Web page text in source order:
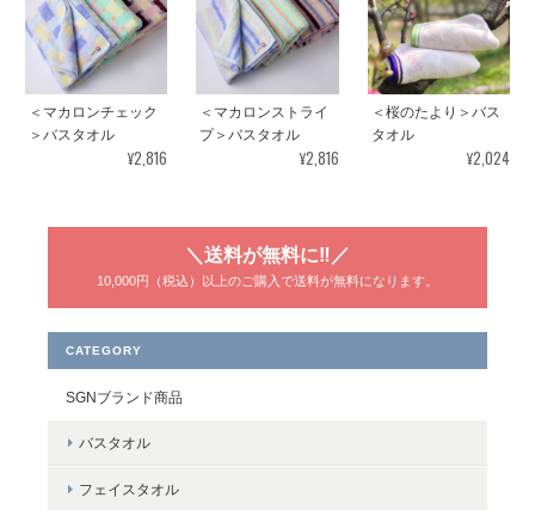
＜ハッピーフレブル＞フェイスタオル
ベージュ
2025/04/20
暖色系のタオルが欲しくて購入しました。意外と鮮やかなオレン
ジとかイエローは少ないので、他のタオルと違って見つけやすい
＜マカロンチェック
＞バスタオル
¥2,816
＜マカロンストライ
プ＞バスタオル
¥2,816
＜桜のたより＞バス
タオル
¥2,024
＼送料が無料に‼／
10,000円（税込）以上のご購入で送料が無料になります。
CATEGORY
SGNブランド商品
バスタオル
フェイスタオル